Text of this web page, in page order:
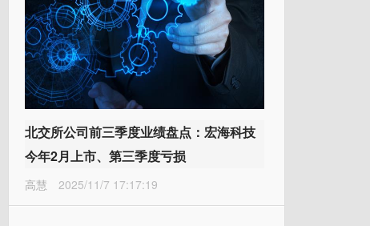
北交所公司前三季度业绩盘点：宏海科技
今年2月上市、第三季度亏损
高慧 2025/11/7 17:17:19